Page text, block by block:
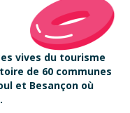
vives du tourisme
de 60 communes
et Besançon où